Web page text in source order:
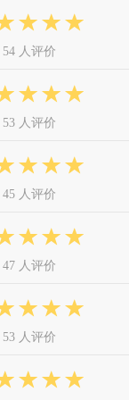
54 人评价
53 人评价
45 人评价
47 人评价
53 人评价